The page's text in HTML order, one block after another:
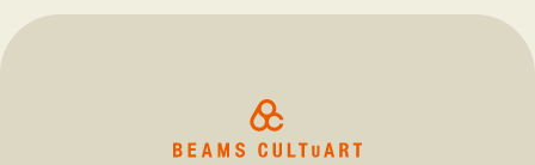
Y〉にて開催